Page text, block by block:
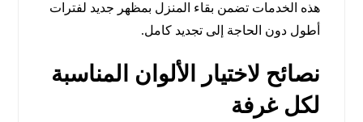
هذه الخدمات تضمن بقاء المنزل بمظهر جديد لفترات
أطول دون الحاجة إلى تجديد كامل.
نصائح لاختيار الألوان المناسبة
لكل غرفة